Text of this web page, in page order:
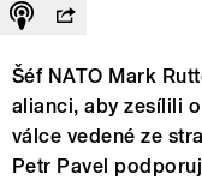
Šéf NATO Mark
alianci, aby zesílili
válce vedené ze
Petr Pavel